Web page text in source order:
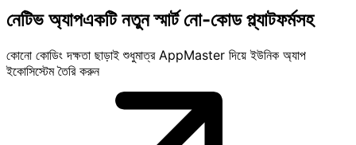
নেটিভ অ্যাপএকটি নতুন স্মার্টনো-কোডপ্ল্যাটফর্মসহ
কোনো কোডিং দক্ষতা ছাড়াই শুধুমাত্র AppMaster দিয়ে ইউনিক অ্যাপ
ইকোসিস্টেম তৈরি করুন